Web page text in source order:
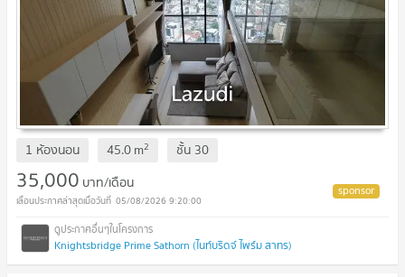
1 ห้องนอน 45.0m2 ชั้น 30
35,000 บาท/เดือน
05/08/2026 9:20:00
Knightsbridge Prime Sathorn (ไนท์บริดจ์ ไพร์ม สาทร)